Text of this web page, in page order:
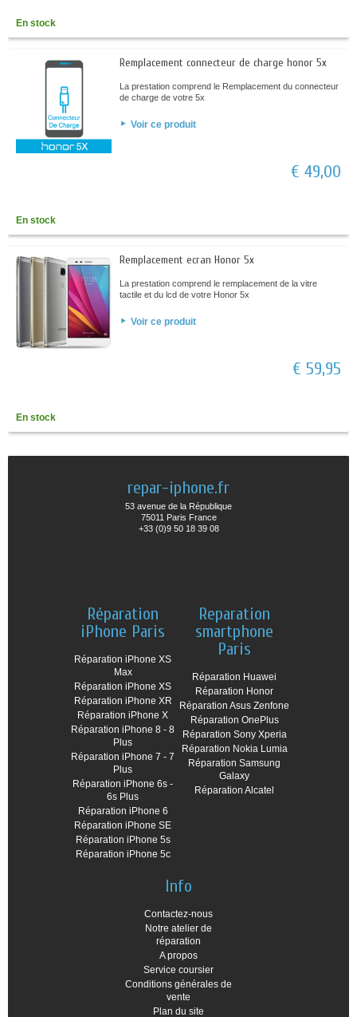
En stock
Remplacement connecteur de charge honor 5x
La prestation comprend le Remplacement du connecteur
de charge de votre 5x
Voir ce produit
€ 49,00
En stock
Remplacement ecran Honor 5x
La prestation comprend le remplacement de la vitre
tactile et du lcd de votre Honor 5x
Voir ce produit
€ 59,95
En stock
repar-iphone.fr
53 avenue de la République
75011 Paris France
+33 (0)9 50 18 39 08
Réparation
iPhone Paris
Réparation iPhone XS
Max
Réparation iPhone XS
Réparation iPhone XR
Réparation iPhone X
Réparation iPhone 8 - 8
Plus
Réparation iPhone 7 - 7
Plus
Réparation iPhone 6s -
6s Plus
Réparation iPhone 6
Réparation iPhone SE
Réparation iPhone 5s
Réparation iPhone 5c
Reparation
smartphone
Paris
Réparation Huawei
Réparation Honor
Réparation Asus Zenfone
Réparation OnePlus
Réparation Sony Xperia
Réparation Nokia Lumia
Réparation Samsung
Galaxy
Réparation Alcatel
Info
Contactez-nous
Notre atelier de
réparation
A propos
Service coursier
Conditions générales de
vente
Plan du site